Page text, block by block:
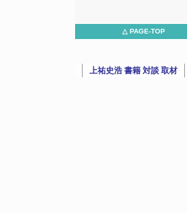
△ PAGE-TOP
上祐史浩 書籍 対談 取材